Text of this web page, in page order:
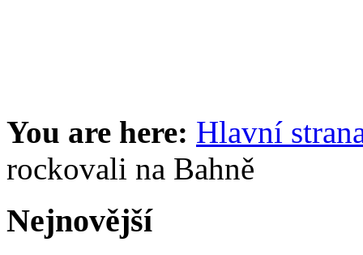
You are here: Hlavní
rockovali na Bahně
Nejnovější